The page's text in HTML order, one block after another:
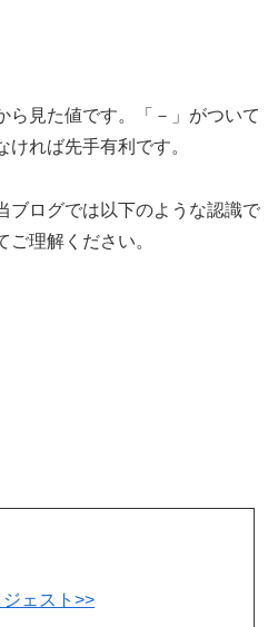
見た値です。「－」がついて
れば先手有利です。
ブログでは以下のような認識で
理解ください。
ェスト>>